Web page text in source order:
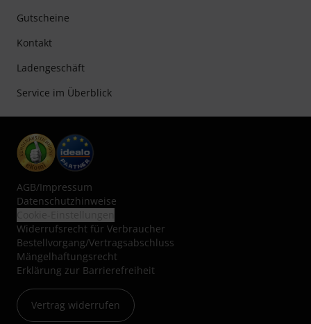
Gutscheine
Kontakt
Ladengeschäft
Service im Überblick
AGB/Impressum
Datenschutzhinweise
Widerrufsrecht für Verbraucher
Bestellvorgang/Vertragsabschluss
Mängelhaftungsrecht
Erklärung zur Barrierefreiheit
Vertrag widerrufen